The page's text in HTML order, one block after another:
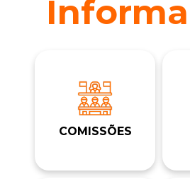
COMISSÕES